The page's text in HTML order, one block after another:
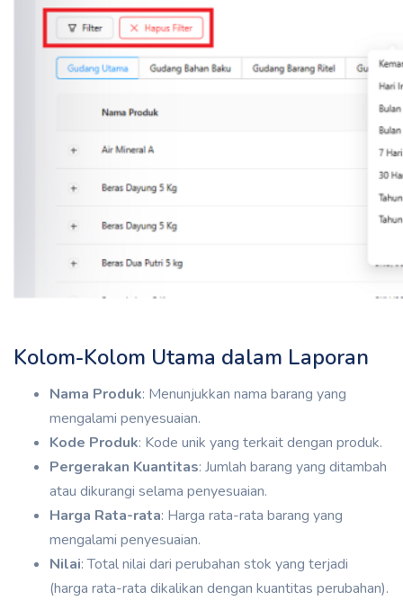
Kolom-Kolom Utama dalam Laporan
Nama Produk: Menunjukkan nama barang yang
mengalami penyesuaian.
Kode Produk: Kode unik yang terkait dengan produk.
Pergerakan Kuantitas: Jumlah barang yang ditambah
atau dikurangi selama penyesuaian.
Harga Rata-rata: Harga rata-rata barang yang
mengalami penyesuaian.
Nilai: Total nilai dari perubahan stok yang terjadi
(harga rata-rata dikalikan dengan kuantitas perubahan).